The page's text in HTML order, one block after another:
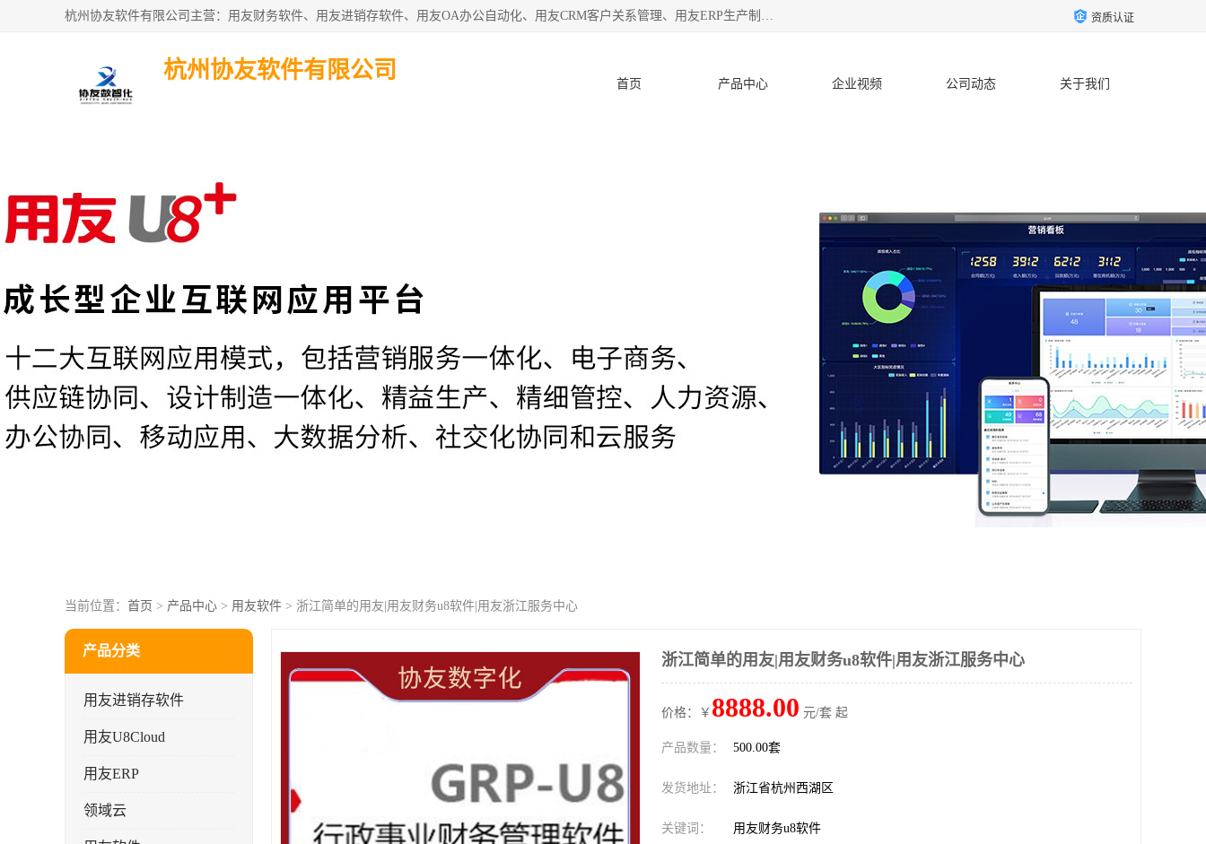
杭州协友软件有限公司主营：用友财务软件、用友进销存软件、用友OA办公自动化、用友CRM客户关系管理、用友ERP生产制造管理等;是一家用友管理软件咨询服务商。自创立至今，一直致力于为客户提供顾问式ERP管理解决方案务，为企业提供了财务管理、供应链和物流管理、生产制造管理、管理、知识与协同管理、客户关系管理等信息化建设领域的应用。 资质认证
杭州协友软件有限公司
首页 产品中心 企业视频 公司动态 关于我们
当前位置： 首页 > 产品中心 > 用友软件 > 浙江简单的用友|用友财务u8软件|用友浙江服务中心
产品分类
用友进销存软件
用友U8Cloud
用友ERP
领域云
浙江简单的用友|用友财务u8软件|用友浙江服务中心
价格：￥ 8888.00 元/套 起
产品数量： 500.00套
发货地址： 浙江省杭州西湖区
关键词： 用友财务u8软件